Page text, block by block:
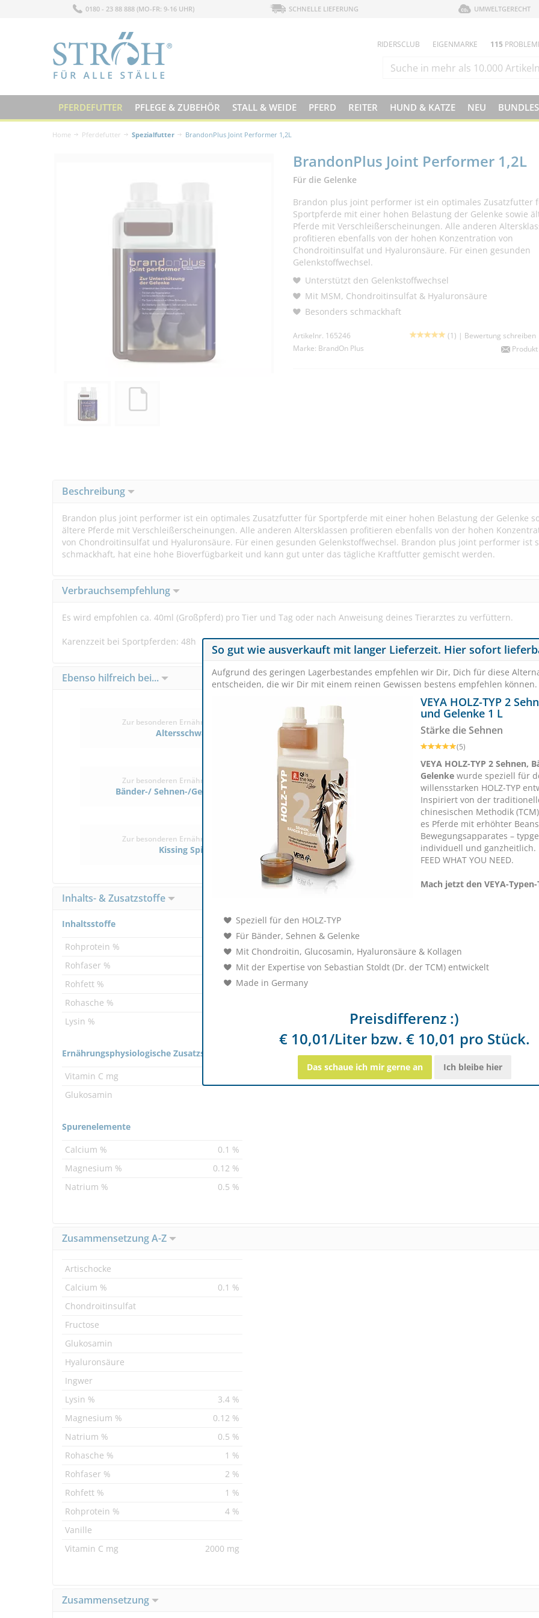
0180 - 23 88 888 (MO-FR: 9-16 UHR) SCHNELLE LIEFERUNG UMWELTGERECHT
RIDERSCLUB EIGENMARKE 115
PFERDEFUTTER PFLEGE & ZUBEHÖR STALL & WEIDE PFERD REITER HUND & KATZE NEU BUNDLES
Home Pferdefutter Spezialfutter BrandonPlus Joint Performer 1,2L
BrandonPlus Joint Performer 1,2L
Für die Gelenke
Brandon plus joint performer ist ein optimales Zusatzfutter
Sportpferde mit einer hohen Belastung der Gelenke sowie
Pferde mit Verschleißerscheinungen. Alle anderen
profitieren ebenfalls von der hohen Konzentration von
Chondroitinsulfat und Hyaluronsäure. Für einen gesunden
Gelenkstoffwechsel.
Unterstützt den Gelenkstoffwechsel
Mit MSM, Chondroitinsulfat & Hyaluronsäure
Besonders schmackhaft
Artikelnr. 165246 (1) | Bewertung schreiben
Marke: BrandOn Plus
Beschreibung
Brandon plus joint performer ist ein optimales Zusatzfutter für Sportpferde mit einer hohen Belastung der Gelenke
ältere Pferde mit Verschleißerscheinungen. Alle anderen Altersklassen profitieren ebenfalls von der hohen
von Chondroitinsulfat und Hyaluronsäure. Für einen gesunden Gelenkstoffwechsel. Brandon plus joint performer ist
schmackhaft, hat eine hohe Bioverfügbarkeit und kann gut unter das tägliche Kraftfutter gemischt werden.
Verbrauchsempfehlung
Es wird empfohlen ca. 40ml (Großpferd) pro Tier und Tag oder nach Anweisung deines Tierarztes zu verfüttern.
Karenzzeit bei Sportpferden: 48h
Ebenso hilfreich bei...
Zur besonderen Ernährung/Pflege bei
Altersschwäche Arthrose
Zur besonderen Ernährung/Pflege bei
Bänder-/ Sehnen-/Gelenkprobleme
Zur besonderen Ernährung/Pflege bei
Gelenkentzündung
Zur besonderen Ernährung/Pflege bei
Kissing Spines
Zur besonderen Ernährung/Pflege bei
Spat
Inhalts- & Zusatzstoffe
Inhaltsstoffe
Rohprotein %
4 %
Rohfaser %
2 %
Rohfett %
1 %
Rohasche %
Lysin %
Ernährungsphysiologische Zusatzstoffe je kg
Vitamin C mg
Glukosamin
Spurenelemente
Calcium %
0.1 %
Magnesium %
0.12 %
Natrium %
0.5 %
Zusammensetzung A-Z
Artischocke
Calcium %
0.1 %
Chondroitinsulfat
Fructose
Glukosamin
Hyaluronsäure
Ingwer
Lysin %
3.4 %
Magnesium %
0.12 %
Natrium %
0.5 %
Rohasche %
1 %
Rohfaser %
2 %
Rohfett %
1 %
Rohprotein %
4 %
Vanille
Vitamin C mg
2000 mg
Zusammensetzung
St.Hippolyt EQUIGARD Müsli 20kg KERALIT
SCHNÄPPCHEN
€
(€
1
So gut wie ausverkauft mit langer Lieferzeit. Hier sofort
Aufgrund des geringen Lagerbestandes empfehlen wir Dir, Dich für diese
entscheiden, die wir Dir mit einem reinen Gewissen bestens empfehlen können.
VEYA HOLZ-TYP 2
und Gelenke 1 L
Stärke die Sehnen
(5)
VEYA HOLZ-TYP 2 Sehnen,
Gelenke wurde speziell für
willensstarken HOLZ-TYP
Inspiriert von der
chinesischen Methodik
es Pferde mit erhöhter
Bewegungsapparates –
individuell und ganzheitlich.
FEED WHAT YOU NEED.
Mach jetzt den VEYA-Typen-
Speziell für den HOLZ-TYP
Für Bänder, Sehnen & Gelenke
Mit Chondroitin, Glucosamin, Hyaluronsäure & Kollagen
Mit der Expertise von Sebastian Stoldt (Dr. der TCM) entwickelt
Made in Germany
Preisdifferenz :)
€ 10,01/Liter bzw. € 10,01 pro Stück.
Das schaue ich mir gerne an Ich bleibe hier